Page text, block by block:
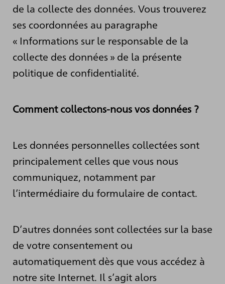
de la collecte des données. Vous trouverez
ses coordonnées au paragraphe
« Informations sur le responsable de la
collecte des données » de la présente
politique de confidentialité.
Comment collectons-nous vos données ?
Les données personnelles collectées sont
principalement celles que vous nous
communiquez, notamment par
l’intermédiaire du formulaire de contact.
D’autres données sont collectées sur la base
de votre consentement ou
automatiquement dès que vous accédez à
notre site Internet. Il s’agit alors